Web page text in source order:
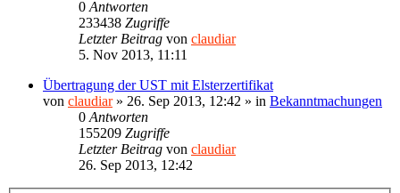
0 Antworten
233438 Zugriffe
Letzter Beitrag von claudiar
5. Nov 2013, 11:11
Übertragung der UST mit Elsterzertifikat
von claudiar» 26. Sep 2013, 12:42 » in Bekanntmachungen
0 Antworten
155209 Zugriffe
Letzter Beitrag von claudiar
26. Sep 2013, 12:42